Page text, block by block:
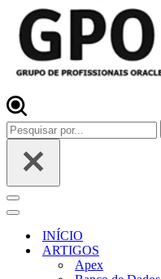
Pesquisar
por...
Menu
de
navegação
Menu
navegaçãoINÍCIO
ARTIGOS
Apex